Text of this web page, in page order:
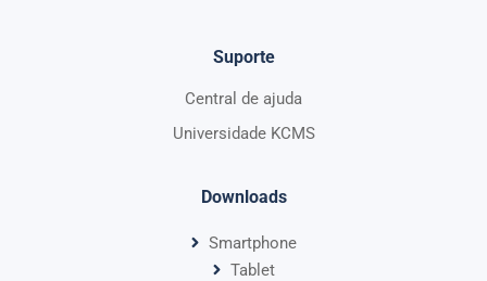
Suporte
Central de ajuda
Universidade KCMS
Downloads
Smartphone
Tablet